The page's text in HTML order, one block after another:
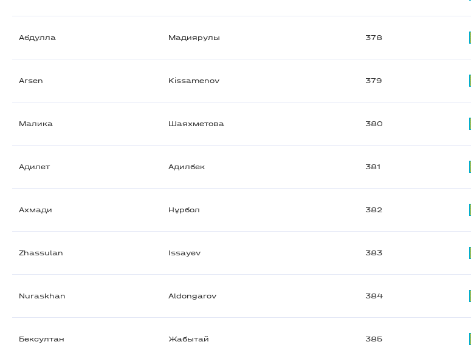
Абдулла Мадиярулы 378
Arsen Kissamenov 379
Малика Шаяхметова 380
Адилет Адилбек 381
Ахмади Нұрбол 382
Zhassulan Issayev 383
Nuraskhan Aldongarov 384
Бексултан Жабытай 385